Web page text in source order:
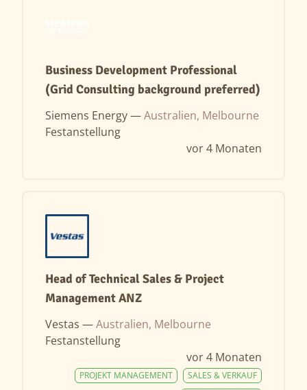
Business Development Professional
(Grid Consulting background preferred)
Siemens Energy —Australien, Melbourne
Festanstellung
vor 4 Monaten
Head of Technical Sales & Project
Management ANZ
Vestas —Australien, Melbourne
Festanstellung
vor 4 Monaten
SALES & VERKAUF
PROJEKT MANAGEMENT